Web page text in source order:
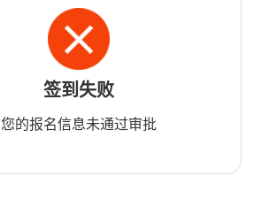
签到失败
您的报名信息未通过审批